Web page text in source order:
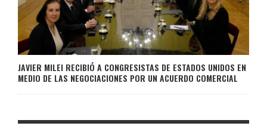
JAVIER MILEI RECIBIÓ A CONGRESISTAS DE ESTADOS UNIDOS EN
MEDIO DE LAS NEGOCIACIONES POR UN ACUERDO COMERCIAL